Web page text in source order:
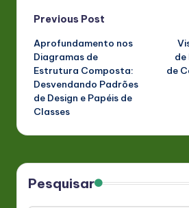
Post
navigation
Previous Post
Aprofundamento nos
Diagramas de
Estrutura Composta:
Desvendando Padrões
de Design e Papéis de
Classes
de
de
Pesquisar